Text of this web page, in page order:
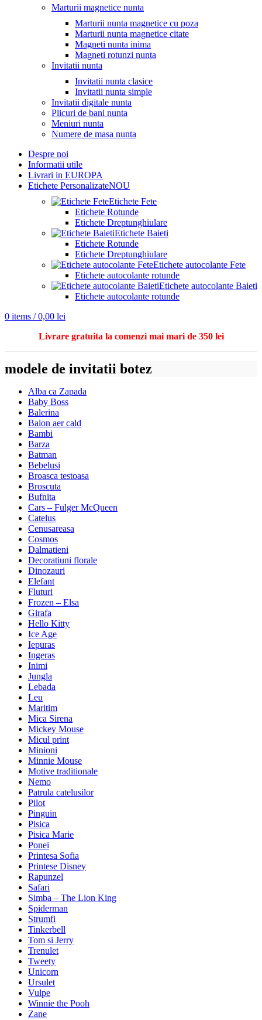
Marturii magnetice nunta
Marturii nunta magnetice cu poza
Marturii nunta magnetice citate
Magneti nunta inima
Magneti rotunzi nunta
Invitatii nunta
Invitatii nunta clasice
Invitatii nunta simple
Invitatii digitale nunta
Plicuri de bani nunta
Meniuri nunta
Numere de masa nunta
Despre noi
Informatii utile
Livrari in EUROPA
Etichete PersonalizateNOU
Etichete Fete
Etichete Rotunde
Etichete Dreptunghiulare
Etichete Baieti
Etichete Rotunde
Etichete Dreptunghiulare
Etichete autocolante Fete
Etichete autocolante rotunde
Etichete autocolante Baieti
Etichete autocolante rotunde
0 items / 0,00 lei
Livrare gratuita la comenzi mai mari de 350 lei
modele de invitatii botez
Alba ca Zapada
Baby Boss
Balerina
Balon aer cald
Bambi
Barza
Batman
Bebelusi
Broasca testoasa
Broscuta
Bufnita
Cars – Fulger McQueen
Catelus
Cenusareasa
Cosmos
Dalmatieni
Decoratiuni florale
Dinozauri
Elefant
Fluturi
Frozen – Elsa
Girafa
Hello Kitty
Ice Age
Iepuras
Ingeras
Inimi
Jungla
Lebada
Leu
Maritim
Mica Sirena
Mickey Mouse
Micul print
Minioni
Minnie Mouse
Motive traditionale
Nemo
Patrula catelusilor
Pilot
Pinguin
Pisica
Pisica Marie
Ponei
Printesa Sofia
Printese Disney
Rapunzel
Safari
Simba – The Lion King
Spiderman
Strumfi
Tinkerbell
Tom si Jerry
Trenulet
Tweety
Unicorn
Ursulet
Vulpe
Winnie the Pooh
Zane